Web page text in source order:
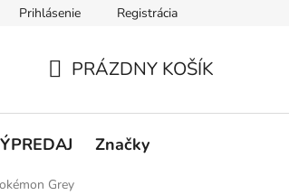
Podmienky ochrany osobných údajov
Prihlásenie Registrácia
KOŠÍK
PRÁZDNY KOŠÍK
Značky
Grey